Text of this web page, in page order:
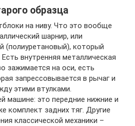
образца
на ниву. Что это вообще
шарнир, или
(полиуретановый), который
внутренняя металлическая
зажимается на оси, есть
запрессовывается в рычаг и
этими втулками.
машине: это передние нижние и
комплект задних тяг. Другие
классической механики –